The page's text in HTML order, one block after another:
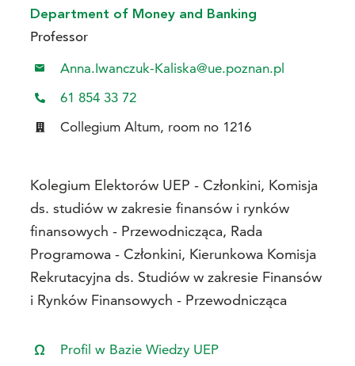
Department of Money and Banking
Professor
Anna.Iwanczuk-Kaliska@ue.poznan.pl
61 854 33 72
Collegium Altum, room no 1216
Kolegium Elektorów UEP - Członkini, Komisja
ds. studiów w zakresie finansów i rynków
finansowych - Przewodnicząca, Rada
Programowa - Członkini, Kierunkowa Komisja
Rekrutacyjna ds. Studiów w zakresie Finansów
i Rynków Finansowych - Przewodnicząca
Profil w Bazie Wiedzy UEP